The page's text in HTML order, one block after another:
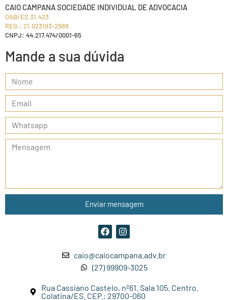
Mande a sua dúvida
Enviar mensagem
CAIO CAMPANA SOCIEDADE INDIVIDUAL DE ADVOCACIA
OAB/ES 31.423
REG.: 21.023193-2989
CNPJ: 44.217.474/0001-65
caio@caiocampana.adv.br
(27) 99909-3025
Rua Cassiano Castelo, nº61. Sala 105. Centro.
Colatina/ES. CEP.: 29700-060